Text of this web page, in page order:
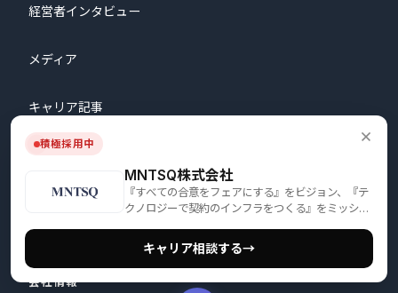
積極採用中
MNTSQ株式会社
『すべての合意をフェアにする』をビジョン、『テ
クノロジーで契約のインフラをつくる』をミッショ
キャリア相談する→
経営者インタビュー
メディア
キャリア記事
記事掲載のご案内
人材紹介サービスのご利用はこちら
会社情報